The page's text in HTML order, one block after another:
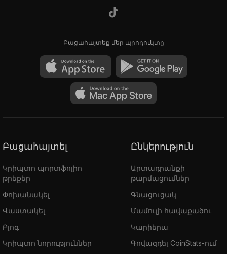
Բացահայտեք մեր պրոդուկտը
Բացահայտել
Կրիպտո պորտֆոլիո
թրեքեր
Փոխանակել
Վաստակել
Բլոգ
Կրիպտո նորություններ
Ընկերություն
Արտադրանքի
թարմացումներ
Գնացուցակ
Մամուլի հավաքածու
Կարիերա
Գովազդել CoinStats-ում